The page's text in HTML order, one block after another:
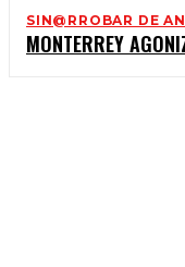
SIN@RROBAR DE
MONTERREY